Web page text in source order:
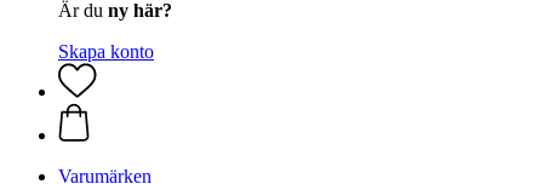
Är du ny här?
Skapa konto
Varumärken